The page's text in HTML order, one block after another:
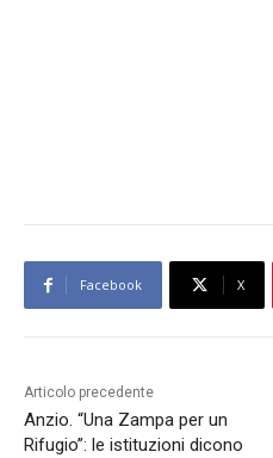
Facebook X
Articolo precedente
Anzio. “Una Zampa per un
Rifugio”: le istituzioni dicono